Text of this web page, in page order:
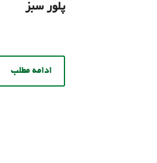
پلور سبز
ادامه مطلب